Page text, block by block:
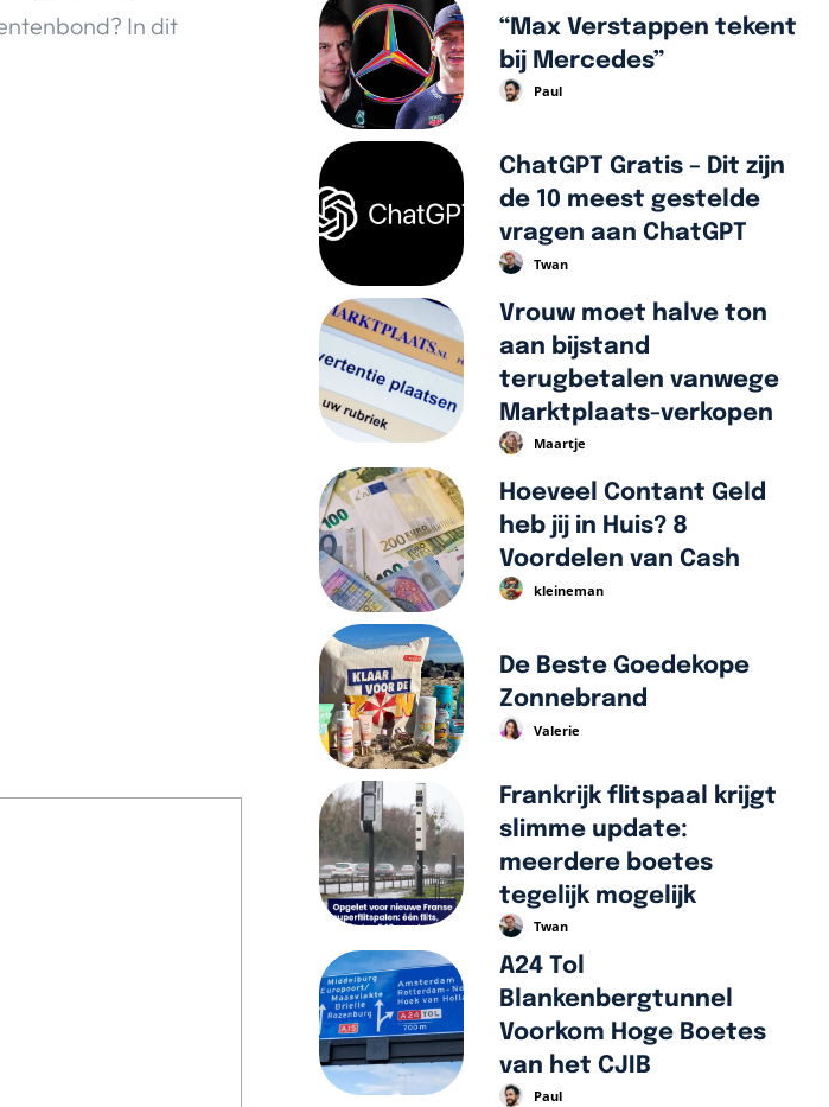
In dit
“Max Verstappen tekent
bij Mercedes”
Paul
ChatGPT Gratis – Dit zijn
de 10 meest gestelde
vragen aan ChatGPT
Twan
Vrouw moet halve ton
aan bijstand
terugbetalen vanwege
Marktplaats-verkopen
Maartje
Hoeveel Contant Geld
heb jij in Huis? 8
Voordelen van Cash
kleineman
De Beste Goedekope
Zonnebrand
Valerie
Frankrijk flitspaal krijgt
slimme update:
meerdere boetes
tegelijk mogelijk
Twan
A24 Tol
Blankenbergtunnel
Voorkom Hoge Boetes
van het CJIB
Paul